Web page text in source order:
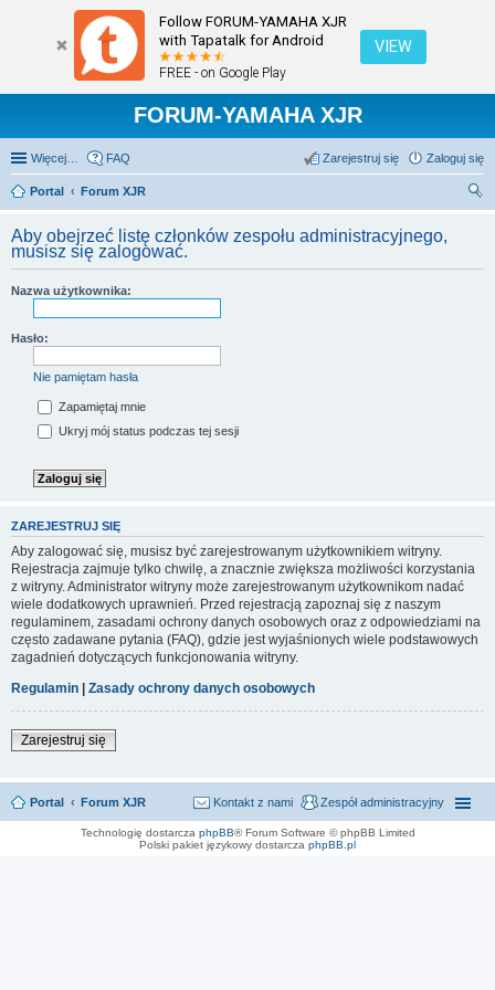
Follow FORUM-YAMAHA XJR
with Tapatalk for Android
FREE - on Google Play
VIEW
FORUM-YAMAHA XJR
Więcej… FAQ Zaloguj się
Zarejestruj się
Portal
Forum XJR
Aby obejrzeć listę członków zespołu administracyjnego,
musisz się zalogować.
Nazwa użytkownika:
Hasło:
Nie pamiętam hasła
Zapamiętaj mnie
Ukryj mój status podczas tej sesji
ZAREJESTRUJ SIĘ
Aby zalogować się, musisz być zarejestrowanym użytkownikiem witryny.
Rejestracja zajmuje tylko chwilę, a znacznie zwiększa możliwości korzystania
z witryny. Administrator witryny może zarejestrowanym użytkownikom nadać
wiele dodatkowych uprawnień. Przed rejestracją zapoznaj się z naszym
regulaminem, zasadami ochrony danych osobowych oraz z odpowiedziami na
często zadawane pytania (FAQ), gdzie jest wyjaśnionych wiele podstawowych
zagadnień dotyczących funkcjonowania witryny.
Regulamin
Zasady ochrony danych osobowych
Zarejestruj się
Portal Forum XJR Zespół administracyjny
Kontakt z nami
Technologię dostarcza phpBB® Forum Software © phpBB Limited
Polski pakiet językowy dostarcza phpBB.pl